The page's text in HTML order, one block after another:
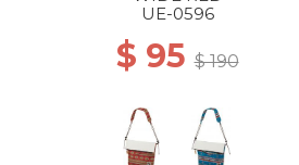
UE-0596
$ 95$ 190